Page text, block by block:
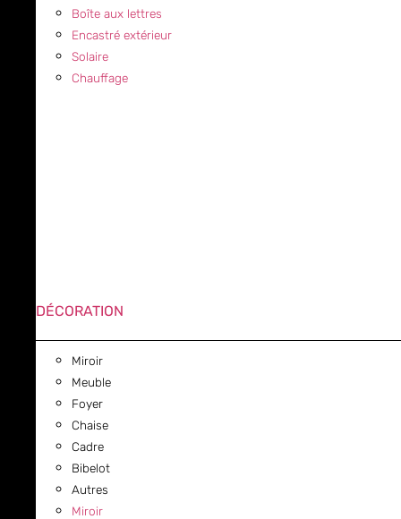
Boîte aux lettres
Encastré extérieur
Solaire
Chauffage
DÉCORATION
Miroir
Meuble
Foyer
Chaise
Cadre
Bibelot
Autres
Miroir